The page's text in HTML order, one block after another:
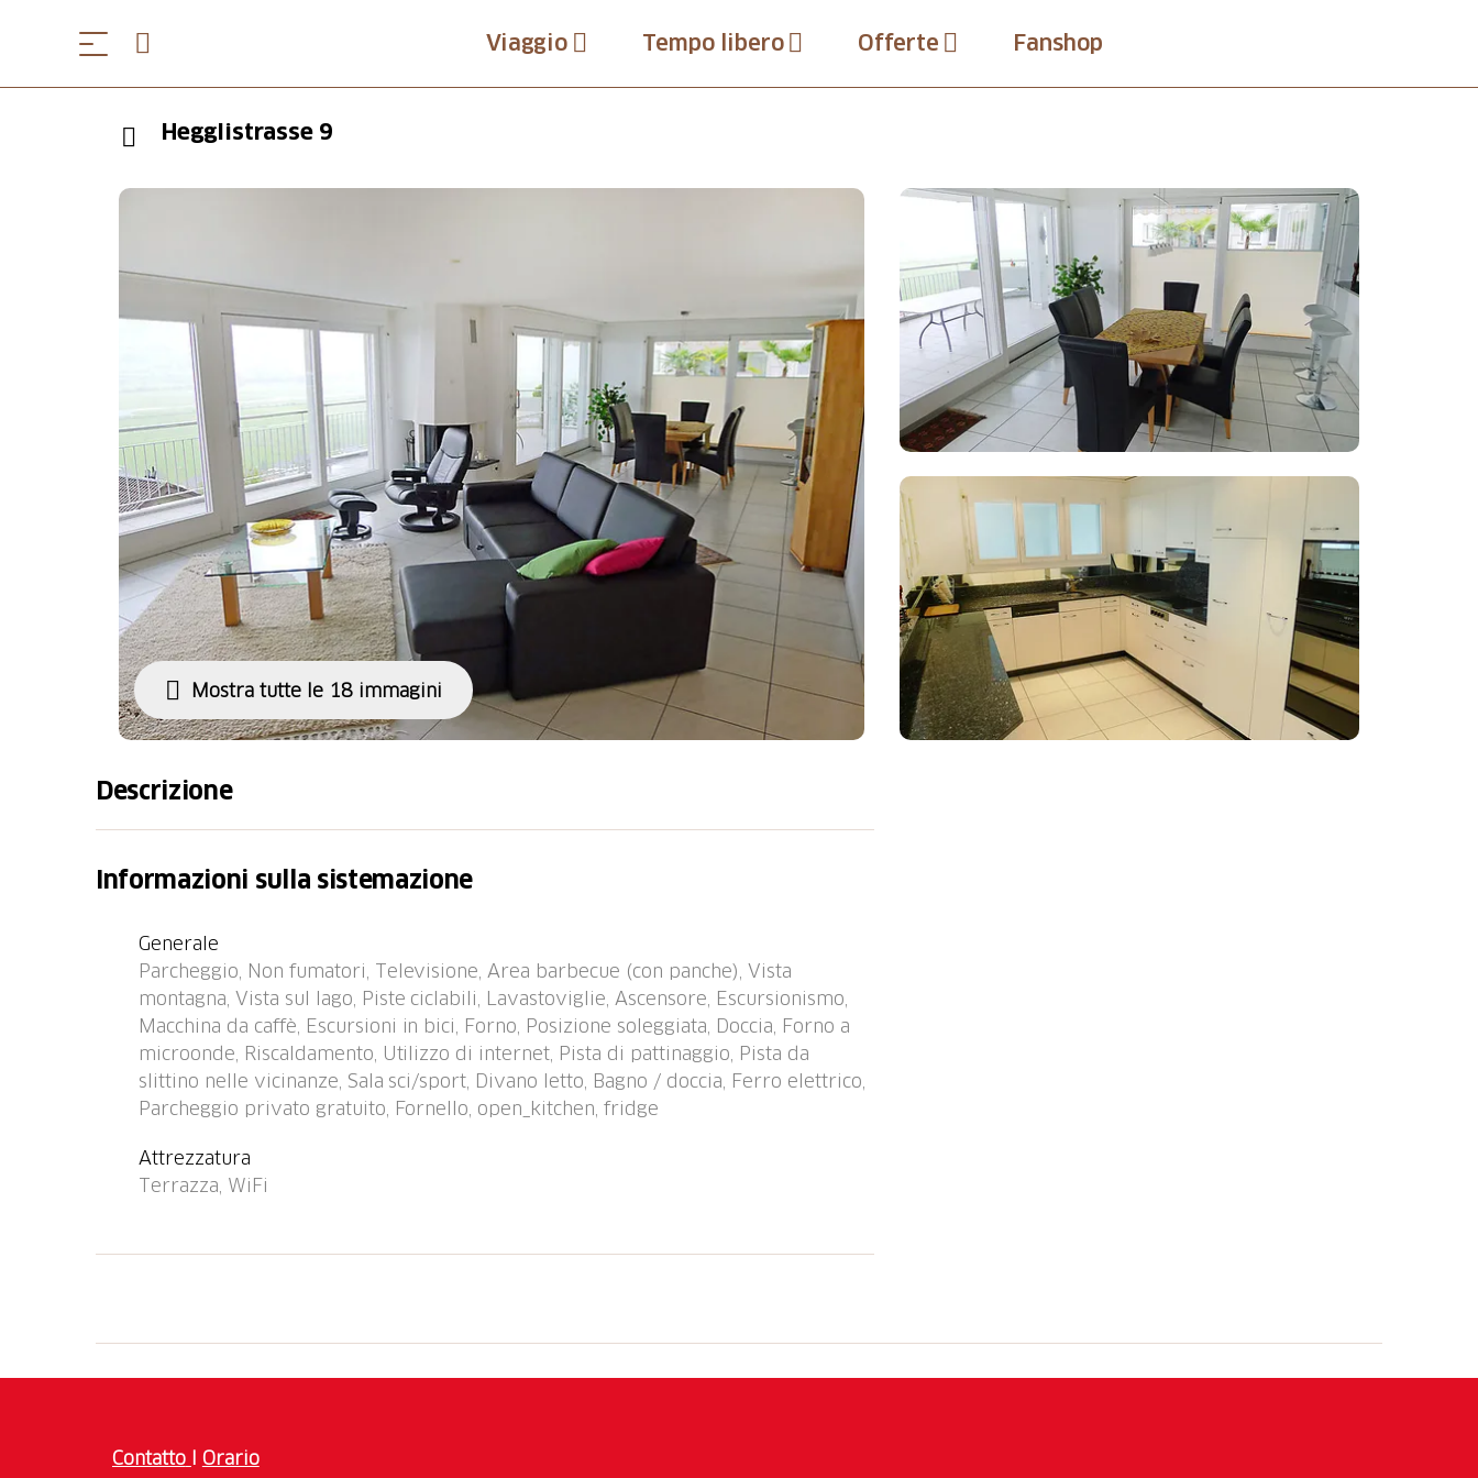
Viaggio Tempo libero Offerte Fanshop
Hegglistrasse 9
Mostra tutte le 18 immagini
Descrizione
tranquilla, soleggiata sul pendio, in una zona residenziale, a 1.5 km dal lago, in una
ristorante 1 km, fermata bus 1 km, stabilimento balneare 1.5 km. Impianti di risalita
25 km. Attrazioni nelle vicinanze: Luzern 20 km. Rinomate località sciistiche: Engelberg
25 km. Prego notare: Ulteriori alloggi prenotabili. Gli appartamenti sono accessibili
direttamente dall'ascensore.
Informazioni sulla sistemazione
Generale
Parcheggio, Non fumatori, Televisione, Area barbecue (con panche), Vista
montagna, Vista sul lago, Piste ciclabili, Lavastoviglie, Ascensore, Escursionismo,
Macchina da caffè, Escursioni in bici, Forno, Posizione soleggiata, Doccia, Forno a
microonde, Riscaldamento, Utilizzo di internet, Pista di pattinaggio, Pista da
slittino nelle vicinanze, Sala sci/sport, Divano letto, Bagno / doccia, Ferro elettrico,
Parcheggio privato gratuito, Fornello, open_kitchen, fridge
Attrezzatura
Terrazza, WiFi
Contatto I Orario